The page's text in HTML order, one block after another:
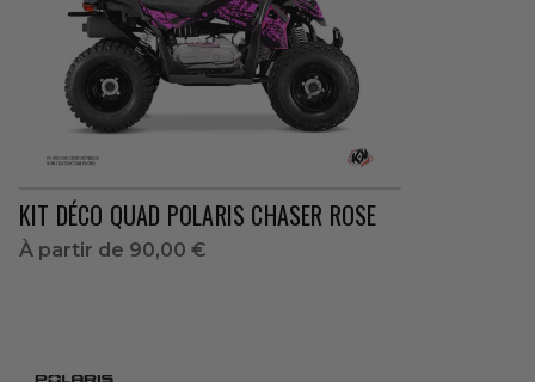
KIT DÉCO QUAD POLARIS CHASER ROSE
À partir de 90,00 €